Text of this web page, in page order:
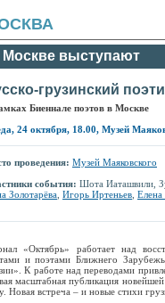
Москве выступают
грузинский
Биеннале поэтов в Москве
24 октября, 18.00, Музей
проведения: Музей Маяковского
события: Шота Иаташвили,
Золотарёва Игорь Иртеньев Елена
«Октябрь» работает над
и поэтами Ближнего
К работе над переводами
масштабная публикация
Новая встреча – и новые стихи